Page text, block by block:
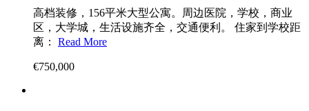
高档装修，156平米大型公寓。周边医院，学校，商业
区，大学城，生活设施齐全，交通便利。 住家到学校距
离： Read More
€750,000